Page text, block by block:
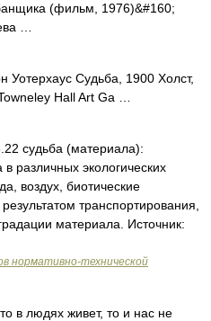
(фильм, 1976)&#160;
…
Уотерхаус Судьба, 1900 Холст,
Hall Art Ga …
судьба (материала):
различных экологических
воздух, биотические
транспортирования,
материала. Источник:
нормативно-технической
в людях живет, то и нас не